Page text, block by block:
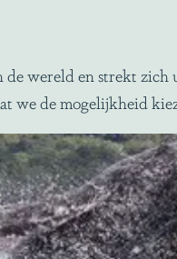
wereld en strekt
we de mogelijkheid